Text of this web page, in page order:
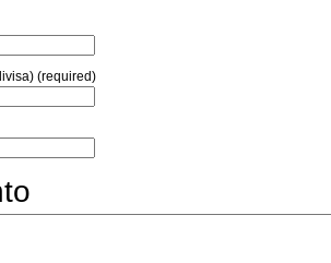
(required)